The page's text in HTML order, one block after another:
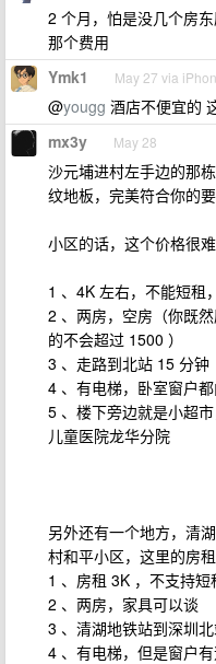
2 个月，怕是没几个房
那个费用
Ymk1 May 27 via
@yougg 酒店不便宜的
mx3y May 28
沙元埔进村左手边的那
纹地板，完美符合你的
小区的话，这个价格很
1 、4K 左右，不能短租
2 、两房，空房（你既
的不会超过 1500 ）
3 、走路到北站 15 分钟
4 、有电梯，卧室窗户
5 、楼下旁边就是小超
儿童医院龙华分院
另外还有一个地方，清
村和平小区，这里的房
1 、房租 3K ，不支持
2 、两房，家具可以谈
3 、清湖地铁站到深圳
4 、有电梯，但是窗户